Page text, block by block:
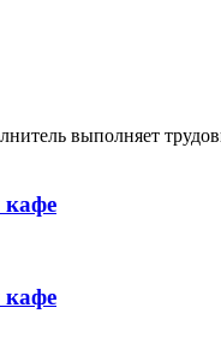
выполняет
кафе
кафе